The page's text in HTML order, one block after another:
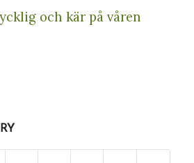
och kär på våren